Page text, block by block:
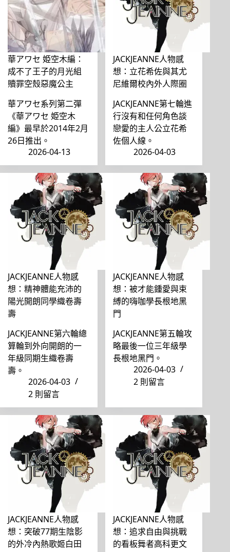
華アワセ 姫空木編：
成不了王子的月光組
贖罪空殼惡魔公主
華アワセ系列第二彈
《華アワセ 姫空木
編》最早於2014年2月
26日推出。
2026-04-13
JACKJEANNE人物感
想：立花希佐與其尤
尼維爾校內外人際圈
JACKJEANNE第七輪進
行沒有和任何角色談
戀愛的主人公立花希
佐個人線。
2026-04-03
JACKJEANNE人物感
想：精神體能充沛的
陽光開朗同學織卷壽
壽
JACKJEANNE第六輪總
算輪到外向開朗的一
年級同期生織卷壽
壽。
2026-04-03
2 則留言
JACKJEANNE人物感
想：被才能鍾愛與束
縛的嗨咖學長根地黑
門
JACKJEANNE第五輪攻
略最後一位三年級學
長根地黑門。
2026-04-03
2 則留言
JACKJEANNE人物感
想：突破77期生陰影
的外冷內熱歌姬白田
JACKJEANNE人物感
想：追求自由與挑戰
的看板舞者高科更文